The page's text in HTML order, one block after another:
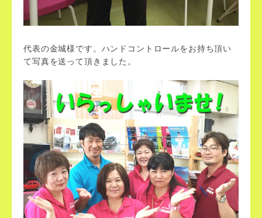
代表の金城様です。ハンドコントロールをお持ち頂い
て写真を送って頂きました。